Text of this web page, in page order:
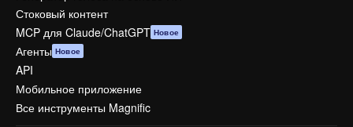
Стоковый контент
MCP для Claude/ChatGPT Новое
Агенты Новое
API
Мобильное приложение
Все инструменты Magnific